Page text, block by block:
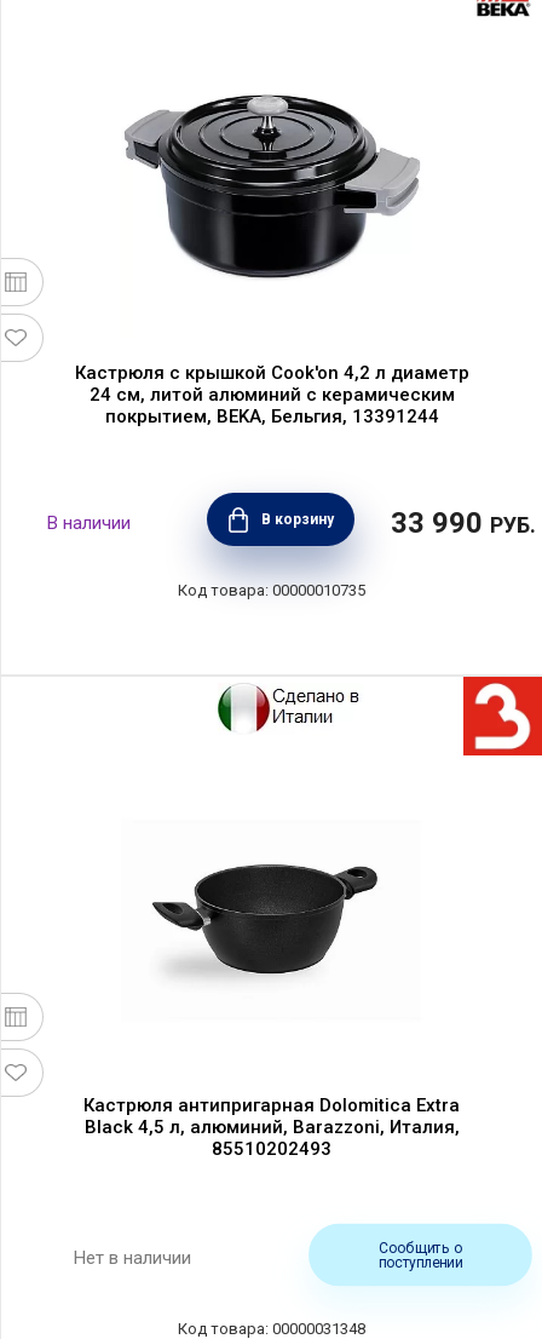
Кастрюля с крышкой Cook'on 4,2 л диаметр
24 см, литой алюминий с керамическим
покрытием, BEKA, Бельгия, 13391244
В корзину 33 990 РУБ.
00000010735
Кастрюля антипригарная Dolomitica Extra
Black 4,5 л, алюминий, Barazzoni, Италия,
85510202493
Нет в наличии
Сообщить о
поступлении
00000031348